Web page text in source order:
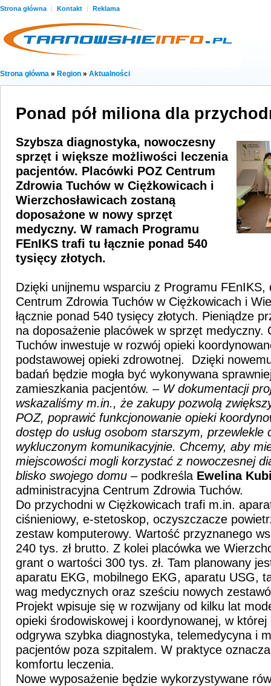
Strona główna | Kontakt | Reklama
Strona główna » Region » Aktualności
Ponad pół miliona dla
Szybsza diagnostyka, nowoczesny
sprzęt i większe możliwości leczenia
pacjentów. Placówki POZ Centrum
Zdrowia Tuchów w Ciężkowicach i
Wierzchosławicach zostaną
doposażone w nowy sprzęt
medyczny. W ramach Programu
FEnIKS trafi tu łącznie ponad 540
tysięcy złotych.
Dzięki unijnemu wsparciu z Programu FEnIKS,
Centrum Zdrowia Tuchów w Ciężkowicach i
łącznie ponad 540 tysięcy złotych. Pieniądze
na doposażenie placówek w sprzęt medyczny.
Tuchów inwestuje w rozwój opieki
podstawowej opieki zdrowotnej. Dzięki
badań będzie mogła być wykonywana
zamieszkania pacjentów. – W dokumentacji
wskazaliśmy m.in., że zakupy pozwolą
POZ, poprawić funkcjonowanie opieki
dostęp do usług osobom starszym, przewlekle
wykluczonym komunikacyjnie. Chcemy, aby
miejscowości mogli korzystać z nowoczesnej
blisko swojego domu – podkreśla Ewelina
administracyjna Centrum Zdrowia Tuchów.
Do przychodni w Ciężkowicach trafi m.in.
ciśnieniowy, e-stetoskop, oczyszczacze
zestaw komputerowy. Wartość przyznanego
240 tys. zł brutto. Z kolei placówka we
grant o wartości 300 tys. zł. Tam planowany
aparatu EKG, mobilnego EKG, aparatu USG,
wag medycznych oraz sześciu nowych
Projekt wpisuje się w rozwijany od kilku lat
opieki środowiskowej i koordynowanej, w
odgrywa szybka diagnostyka, telemedycyna i
pacjentów poza szpitalem. W praktyce
komfortu leczenia.
Nowe wyposażenie będzie wykorzystywane